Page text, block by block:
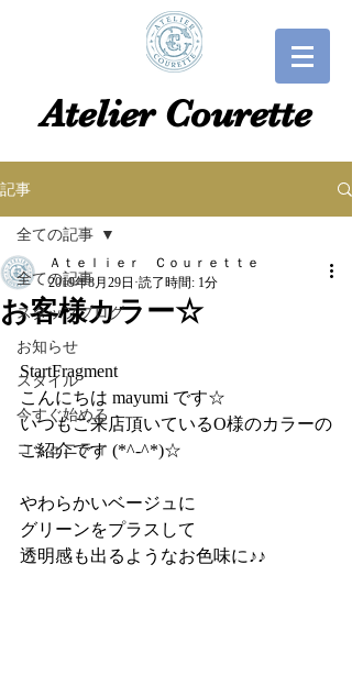
​​Atelier Courette​
記事
全ての記事
スタッフブログ
お知らせ
スタイル
今すぐ始める
コミュニティ
全ての記事
お客様カラー☆
Ａｔｅｌｉｅｒ Ｃｏｕｒｅｔｔｅ
2019年8月29日 読了時間: 1分
StartFragment
こんにちは mayumi です☆
いつもご来店頂いているO様のカラーの
ご紹介です (*^-^*)☆
やわらかいベージュに
グリーンをプラスして
透明感も出るようなお色味に♪♪